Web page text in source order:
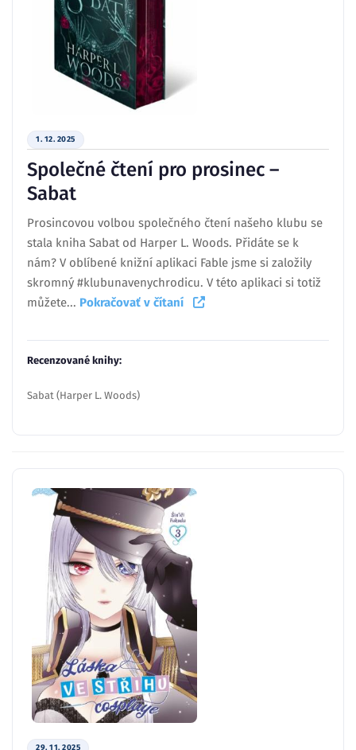
1. 12. 2025
Společné čtení pro prosinec –
Sabat
Prosincovou volbou společného čtení našeho klubu se
stala kniha Sabat od Harper L. Woods. Přidáte se k
nám? V oblíbené knižní aplikaci Fable jsme si založily
skromný #klubunavenychrodicu. V této aplikaci si totiž
můžete... Pokračovať v čítaní
Recenzované knihy:
Sabat (Harper L. Woods)
29. 11. 2025